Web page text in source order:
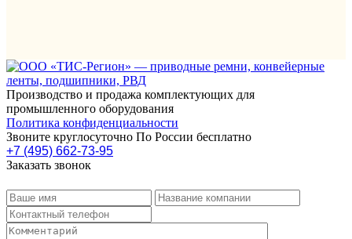
Производство и продажа комплектующих для
промышленного оборудования
Политика конфиденциальности
Звоните круглосуточно По России бесплатно
+7 (495) 662-73-95
Заказать звонок